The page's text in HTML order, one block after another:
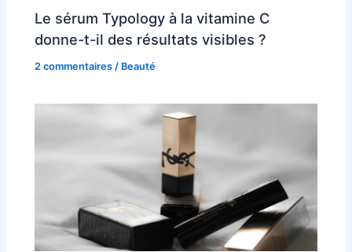
Le sérum Typology à la vitamine C
donne-t-il des résultats visibles ?
2 commentaires / Beauté